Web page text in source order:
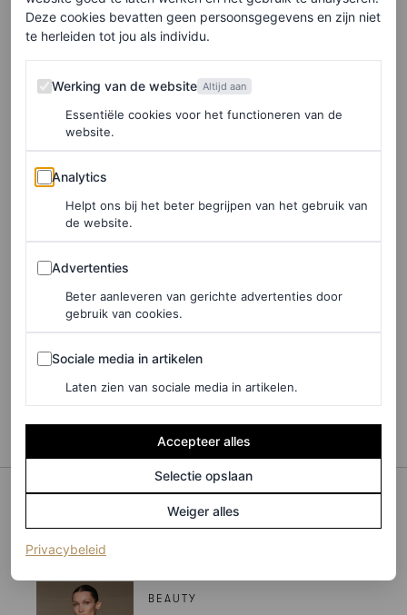
Bella Hadid, een actrice in
the making?
Wie denkt dat Hadid’s optreden in
is op tv heeft het mis. Tussen 2012 en 2016 was ze
samen met zus
NederlandseYolanda Hadid
, te zien in de realityserie
The Real Housewives of Beverly Hills.
Bekijk hieronder de trailer vanRamy.
BELLA HADID
Vogue
Recommends
BEAUTY
Deze cookies bevatten geen persoonsgegevens en zijn niet
te herleiden tot jou als individu.
Werking van de website
Werking van de website Altijd aan
Essentiële cookies voor het functioneren van de
website.
Analytics
Analytics
Helpt ons bij het beter begrijpen van het gebruik van
de website.
Advertenties
Advertenties
Beter aanleveren van gerichte advertenties door
gebruik van cookies.
Sociale media in artikelen
Sociale media in artikelen
Laten zien van sociale media in artikelen.
Accepteer alles
Selectie opslaan
Weiger alles
Privacybeleid